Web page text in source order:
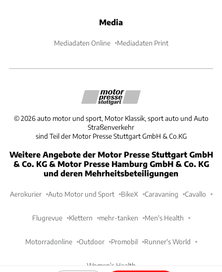
Media
Mediadaten Online Mediadaten Print
©2026 auto motor und sport, Motor Klassik, sport auto und Auto
Straßenverkehr
sind Teil der Motor Presse Stuttgart GmbH & Co.KG
Weitere Angebote der Motor Presse Stuttgart GmbH
& Co. KG & Motor Presse Hamburg GmbH & Co. KG
und deren Mehrheitsbeteiligungen
Aerokurier Auto Motor und Sport BikeX Caravaning Cavallo
Flugrevue Klettern mehr-tanken Men's Health
Motorradonline Outdoor Promobil Runner's World
Women's Health